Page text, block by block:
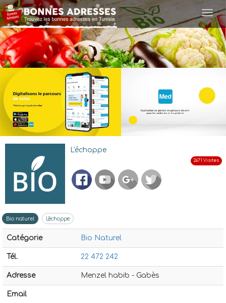
L'échoppe
Catégorie Bio Naturel
Tél. 22 472 242
Adresse Menzel habib - Gabès
Email